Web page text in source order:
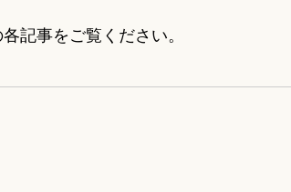
記事をご覧ください。